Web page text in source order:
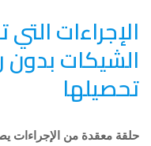
الإجراءات
الشيكات بدون
تحصيلها
حلقة معقدة من الإجراءات